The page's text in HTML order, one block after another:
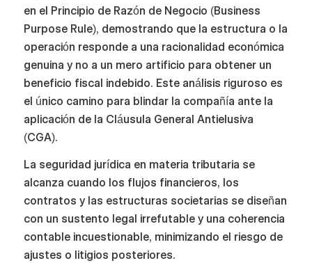
en el Principio de Razón de Negocio (Business
Purpose Rule), demostrando que la estructura o la
operación responde a una racionalidad económica
genuina y no a un mero artificio para obtener un
beneficio fiscal indebido. Este análisis riguroso es
el único camino para blindar la compañía ante la
aplicación de la Cláusula General Antielusiva
(CGA).
La seguridad jurídica en materia tributaria se
alcanza cuando los flujos financieros, los
contratos y las estructuras societarias se diseñan
con un sustento legal irrefutable y una coherencia
contable incuestionable, minimizando el riesgo de
ajustes o litigios posteriores.